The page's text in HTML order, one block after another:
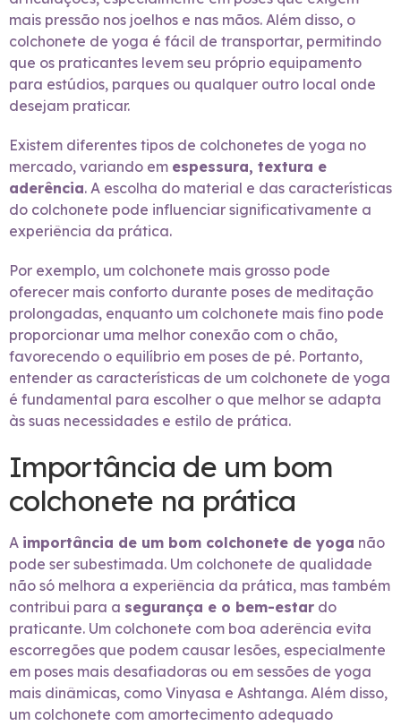
mais pressão nos joelhos e nas mãos. Além disso, o
colchonete de yoga é fácil de transportar, permitindo
que os praticantes levem seu próprio equipamento
para estúdios, parques ou qualquer outro local onde
desejam praticar.
Existem diferentes tipos de colchonetes de yoga no
mercado, variando em espessura, textura e
aderência. A escolha do material e das características
do colchonete pode influenciar significativamente a
experiência da prática.
Por exemplo, um colchonete mais grosso pode
oferecer mais conforto durante poses de meditação
prolongadas, enquanto um colchonete mais fino pode
proporcionar uma melhor conexão com o chão,
favorecendo o equilíbrio em poses de pé. Portanto,
entender as características de um colchonete de yoga
é fundamental para escolher o que melhor se adapta
às suas necessidades e estilo de prática.
Importância de um bom
colchonete na prática
A importância de um bom colchonete de yoga não
pode ser subestimada. Um colchonete de qualidade
não só melhora a experiência da prática, mas também
contribui para a segurança e o bem-estar do
praticante. Um colchonete com boa aderência evita
escorregões que podem causar lesões, especialmente
em poses mais desafiadoras ou em sessões de yoga
mais dinâmicas, como Vinyasa e Ashtanga. Além disso,
um colchonete com amortecimento adequado